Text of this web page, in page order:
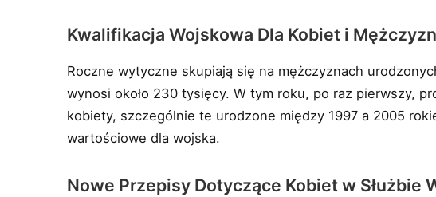
Kwalifikacja Wojskowa Dla Kobiet i Mężczyzn
Roczne wytyczne skupiają się na mężczyznach
wynosi około 230 tysięcy. W tym roku, po raz pierwszy,
kobiety, szczególnie te urodzone między 1997 a 2005
wartościowe dla wojska.
Nowe Przepisy Dotyczące Kobiet w Służbie